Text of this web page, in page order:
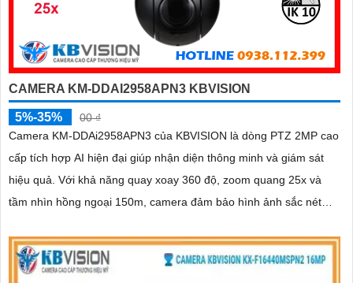
CAMERA KM-DDAI2958APN3 KBVISION
5%-35%
00 ₫
Camera KM-DDAi2958APN3 của KBVISION là dòng PTZ 2MP cao
cấp tích hợp AI hiện đại giúp nhận diện thông minh và giám sát
hiệu quả. Với khả năng quay xoay 360 độ, zoom quang 25x và
tầm nhìn hồng ngoại 150m, camera đảm bảo hình ảnh sắc nét